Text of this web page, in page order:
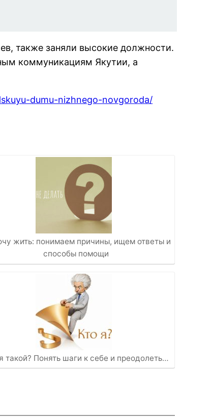
также заняли высокие должности.
коммуникациям Якутии, а
dumu-nizhnego-novgoroda/
жить: понимаем причины, ищем ответы и
способы помощи
такой? Понять шаги к себе и преодолеть…